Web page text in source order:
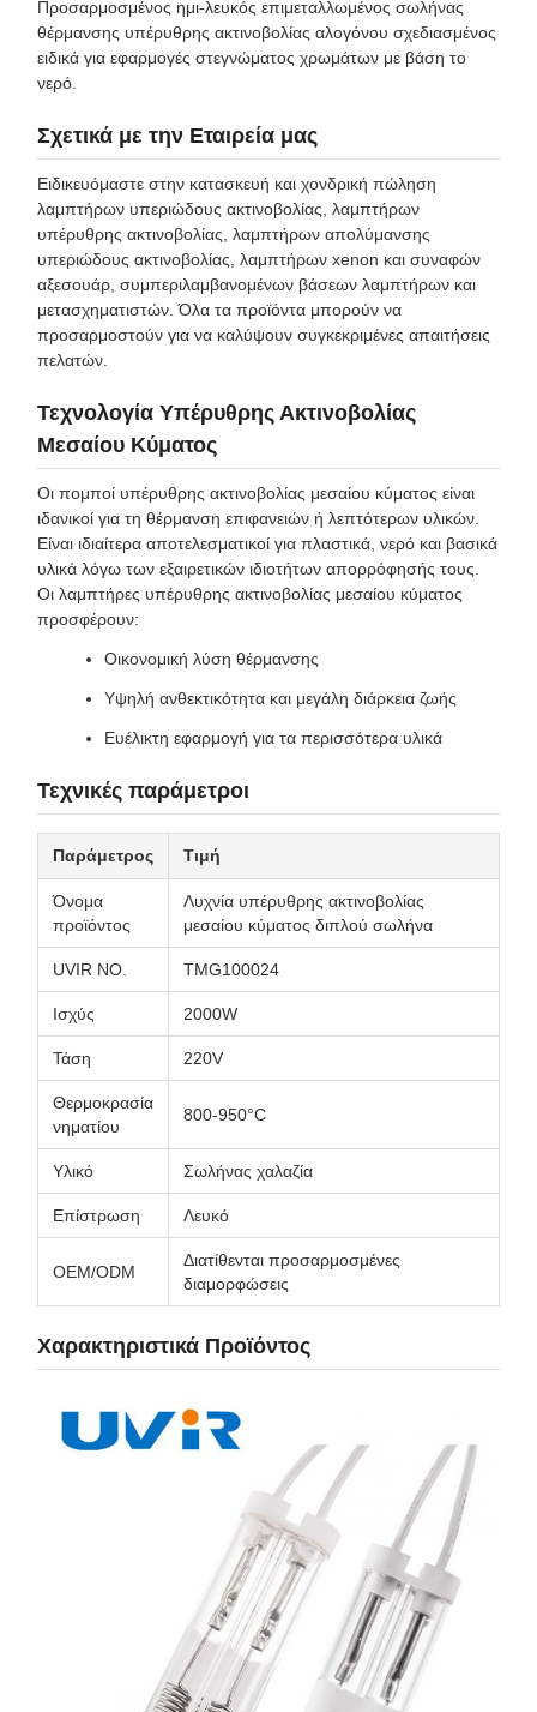
Προσαρμοσμένος ημι-λευκός επιμεταλλωμένος σωλήνας
θέρμανσης υπέρυθρης ακτινοβολίας αλογόνου σχεδιασμένος
ειδικά για εφαρμογές στεγνώματος χρωμάτων με βάση το
νερό.
Σχετικά με την Εταιρεία μας
Ειδικευόμαστε στην κατασκευή και χονδρική πώληση
λαμπτήρων υπεριώδους ακτινοβολίας, λαμπτήρων
υπέρυθρης ακτινοβολίας, λαμπτήρων απολύμανσης
υπεριώδους ακτινοβολίας, λαμπτήρων xenon και συναφών
αξεσουάρ, συμπεριλαμβανομένων βάσεων λαμπτήρων και
μετασχηματιστών. Όλα τα προϊόντα μπορούν να
προσαρμοστούν για να καλύψουν συγκεκριμένες απαιτήσεις
πελατών.
Τεχνολογία Υπέρυθρης Ακτινοβολίας
Μεσαίου Κύματος
Οι πομποί υπέρυθρης ακτινοβολίας μεσαίου κύματος είναι
ιδανικοί για τη θέρμανση επιφανειών ή λεπτότερων υλικών.
Είναι ιδιαίτερα αποτελεσματικοί για πλαστικά, νερό και βασικά
υλικά λόγω των εξαιρετικών ιδιοτήτων απορρόφησής τους.
Οι λαμπτήρες υπέρυθρης ακτινοβολίας μεσαίου κύματος
προσφέρουν:
Οικονομική λύση θέρμανσης
Υψηλή ανθεκτικότητα και μεγάλη διάρκεια ζωής
Ευέλικτη εφαρμογή για τα περισσότερα υλικά
Τεχνικές παράμετροι
Παράμετρος Τιμή
Όνομα
προϊόντος
Λυχνία υπέρυθρης ακτινοβολίας
μεσαίου κύματος διπλού σωλήνα
UVIR NO. TMG100024
Ισχύς 2000W
Τάση 220V
Θερμοκρασία
νηματίου
800-950°C
Υλικό Σωλήνας χαλαζία
Επίστρωση Λευκό
OEM/ODM
Διατίθενται προσαρμοσμένες
διαμορφώσεις
Χαρακτηριστικά Προϊόντος